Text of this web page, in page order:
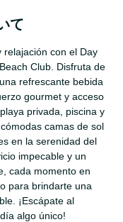
て
relajación con el Day
Club. Disfruta de
refrescante bebida
gourmet y acceso
privada, piscina y
camas de sol
en la serenidad del
impecable y un
cada momento en
para brindarte una
¡Escápate al
algo único!